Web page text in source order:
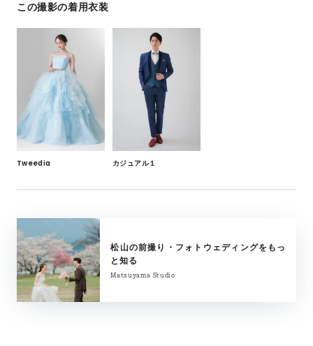
この撮影の着用衣装
Tweedia カジュアル１
松山の前撮り・フォトウェディングをもっ
と知る
Matsuyama Studio